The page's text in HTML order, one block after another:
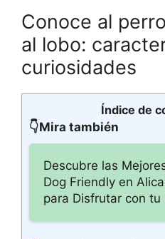
Conoce al
al lobo:
curiosidades
Índice de
👇Mira también
Descubre las
Dog Friendly en
para Disfrutar con tu